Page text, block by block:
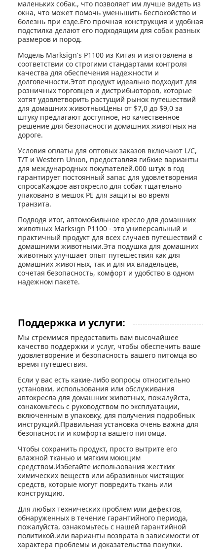
маленьких собак., что позволяет им лучше видеть из
окна, что может помочь уменьшить беспокойство и
болезнь при езде.Его прочная конструкция и удобная
подстилка делают его подходящим для собак разных
размеров и пород.
Модель Marksign's P1100 из Китая и изготовлена в
соответствии со строгими стандартами контроля
качества для обеспечения надежности и
долговечности.Этот продукт идеально подходит для
розничных торговцев и дистрибьюторов, которые
хотят удовлетворить растущий рынок путешествий
для домашних животныхЦены от $7,0 до $9,0 за
штуку предлагают доступное, но качественное
решение для безопасности домашних животных на
дороге.
Условия оплаты для оптовых заказов включают L/C,
T/T и Western Union, предоставляя гибкие варианты
для международных покупателей.000 штук в год
гарантирует постоянный запас для удовлетворения
спросаКаждое автокресло для собак тщательно
упаковано в мешок PE для защиты во время
транзита.
Подводя итог, автомобильное кресло для домашних
животных Marksign P1100 - это универсальный и
практичный продукт для всех случаев путешествий с
домашними животными.Эта подушка для домашних
животных улучшает опыт путешествия как для
домашних животных, так и для их владельцев,
сочетая безопасность, комфорт и удобство в одном
надежном пакете.
Поддержка и услуги:
Мы стремимся предоставить вам высочайшее
качество поддержки и услуг, чтобы обеспечить ваше
удовлетворение и безопасность вашего питомца во
время путешествия.
Если у вас есть какие-либо вопросы относительно
установки, использования или обслуживания
автокресла для домашних животных, пожалуйста,
ознакомьтесь с руководством по эксплуатации,
включенным в упаковку, для получения подробных
инструкций.Правильная установка очень важна для
безопасности и комфорта вашего питомца.
Чтобы сохранить продукт, просто вытрите его
влажной тканью и мягким моющим
средством.Избегайте использования жестких
химических веществ или абразивных чистящих
средств, которые могут повредить ткань или
конструкцию.
Для любых технических проблем или дефектов,
обнаруженных в течение гарантийного периода,
пожалуйста, ознакомьтесь с нашей гарантийной
политикой.или варианты возврата в зависимости от
характера проблемы и доказательства покупки.